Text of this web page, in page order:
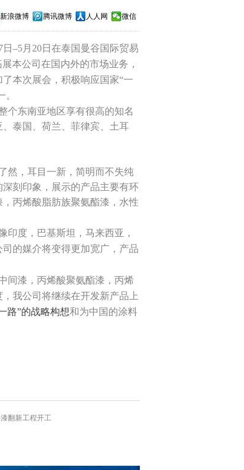
新浪微博 腾讯微博 人人网 微信
日–5月20日在泰国曼谷国际贸易
本公司在国内外的市场业务，
本次展会，积极响应国家“一
个东南亚地区享有很高的知名
泰国、荷兰、菲律宾、土耳
然，耳目一新，简明而不失纯
刻印象，展示的产品主要有环
丙烯酸脂肪族聚氨酯漆，水性
度，巴基斯坦，马来西亚，
的媒介将变得更加宽广，产品
间漆，丙烯酸聚氨酯漆，丙烯
我公司将继续在开发新产品上
路”的战略构想和为中国的涂料
翻新工程开工